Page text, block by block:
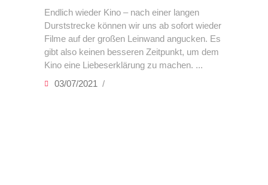
Endlich wieder Kino – nach einer langen
Durststrecke können wir uns ab sofort wieder
Filme auf der großen Leinwand angucken. Es
gibt also keinen besseren Zeitpunkt, um dem
Kino eine Liebeserklärung zu machen.
03/07/2021